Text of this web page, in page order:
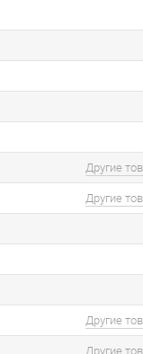
Другие
Другие
Другие
Другие